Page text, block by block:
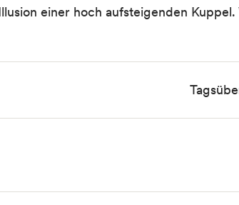
einer hoch aufsteigenden